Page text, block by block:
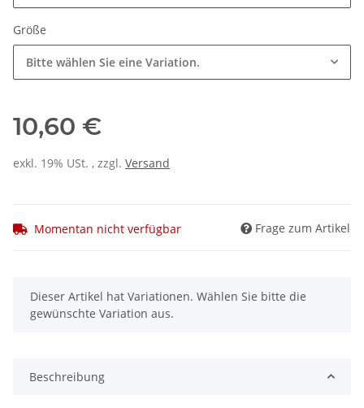
Größe
Bitte wählen Sie eine Variation.
10,60 €
exkl. 19% USt. , zzgl. Versand
Momentan nicht verfügbar Frage zum Artikel
x
Dieser Artikel hat Variationen. Wählen Sie bitte die
gewünschte Variation aus.
Beschreibung